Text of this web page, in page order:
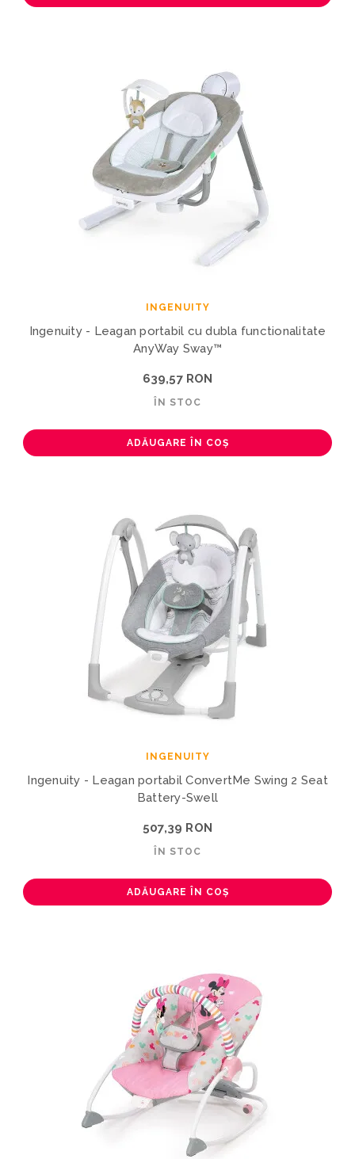
INGENUITY
Ingenuity - Leagan portabil cu dubla functionalitate
AnyWay Sway™
639,57 RON
ÎN STOC
ADĂUGARE ÎN COȘ
INGENUITY
Ingenuity - Leagan portabil ConvertMe Swing 2 Seat
Battery-Swell
507,39 RON
ÎN STOC
ADĂUGARE ÎN COȘ